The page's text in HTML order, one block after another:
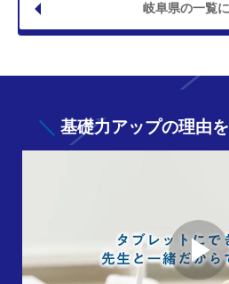
岐阜県の一覧
基礎力アップの理由